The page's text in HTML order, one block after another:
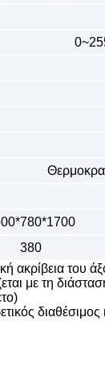
380
του
με τη